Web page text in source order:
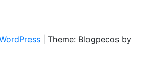
Theme: Blogpecos by